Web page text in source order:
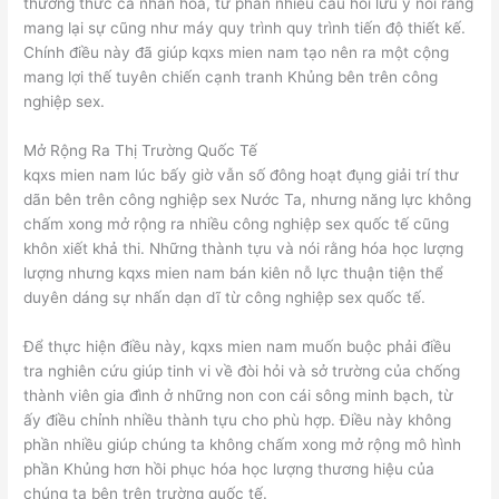
mang lại sự cũng như máy quy trình quy trình tiến độ thiết kế.
Chính điều này đã giúp kqxs mien nam tạo nên ra một cộng
mang lợi thế tuyên chiến cạnh tranh Khủng bên trên công
nghiệp sex.
Mở Rộng Ra Thị Trường Quốc Tế
kqxs mien nam lúc bấy giờ vẫn số đông hoạt đụng giải trí thư
dãn bên trên công nghiệp sex Nước Ta, nhưng năng lực không
chấm xong mở rộng ra nhiều công nghiệp sex quốc tế cũng
khôn xiết khả thi. Những thành tựu và nói rằng hóa học lượng
lượng nhưng kqxs mien nam bán kiên nỗ lực thuận tiện thể
duyên dáng sự nhấn dạn dĩ từ công nghiệp sex quốc tế.
Để thực hiện điều này, kqxs mien nam muốn buộc phải điều
tra nghiên cứu giúp tinh vi về đòi hỏi và sở trường của chống
thành viên gia đình ở những non con cái sông minh bạch, từ
ấy điều chỉnh nhiều thành tựu cho phù hợp. Điều này không
phần nhiều giúp chúng ta không chấm xong mở rộng mô hình
phần Khủng hơn hồi phục hóa học lượng thương hiệu của
chúng ta bên trên trường quốc tế.